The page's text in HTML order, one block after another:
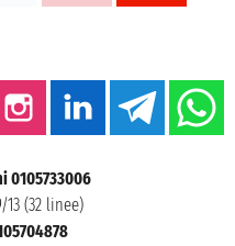
0105733006
(32 linee)